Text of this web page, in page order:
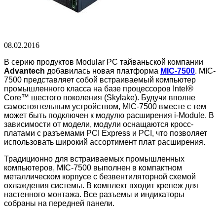
08.02.2016
В серию продуктов Modular PC тайваньской компании
Advantech добавилась новая платформа MIC-7500. MIC-
7500 представляет собой встраиваемый компьютер
промышленного класса на базе процессоров Intel®
Core™ шестого поколения (Skylake). Будучи вполне
самостоятельным устройством, MIC-7500 вместе с тем
может быть подключен к модулю расширения i-Module. В
зависимости от модели, модули оснащаются кросс-
платами с разъемами PCI Express и PCI, что позволяет
использовать широкий ассортимент плат расширения.
Традиционно для встраиваемых промышленных
компьютеров, MIC-7500 выполнен в компактном
металлическом корпусе с безвентиляторной схемой
охлаждения системы. В комплект входит крепеж для
настенного монтажа. Все разъемы и индикаторы
собраны на передней панели.